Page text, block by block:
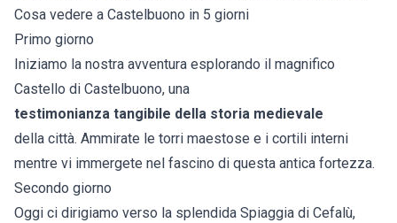
Cosa vedere a Castelbuono in 5 giorni
Primo giorno
Iniziamo la nostra avventura esplorando il magnifico
Castello di Castelbuono, una
testimonianza tangibile della storia medievale
della città. Ammirate le torri maestose e i cortili interni
mentre vi immergete nel fascino di questa antica fortezza.
Secondo giorno
Oggi ci dirigiamo verso la splendida Spiaggia di Cefalù,